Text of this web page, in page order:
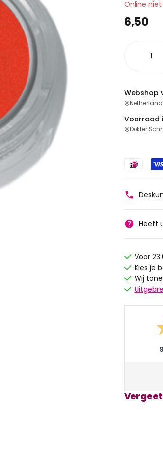
Online
6,50
Webshop
Voorraad
Dokter
Heeft
Voor
Kies je
Wij